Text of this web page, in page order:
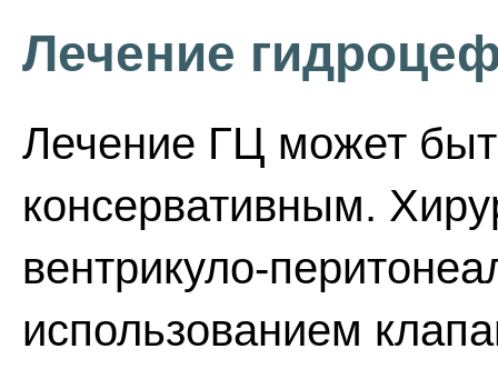
Лечение
Лечение ГЦ может
консервативным.
вентрикуло-
использованием